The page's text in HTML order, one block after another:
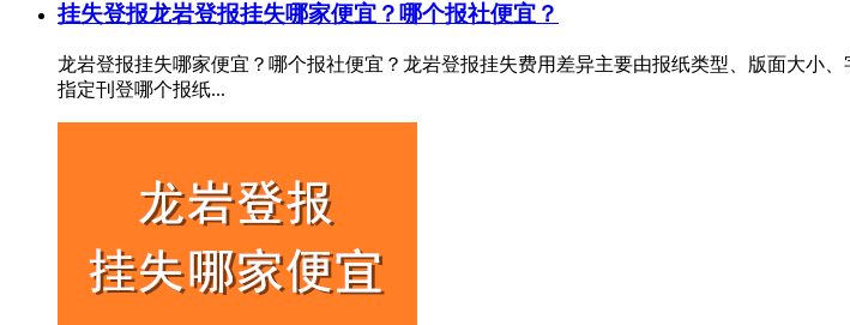
挂失登报龙岩登报挂失哪家便宜？哪个报社便宜？
龙岩登报挂失哪家便宜？哪个报社便宜？龙岩登报挂失费用差异主要由报纸类型、版面大小
指定刊登哪个报纸...